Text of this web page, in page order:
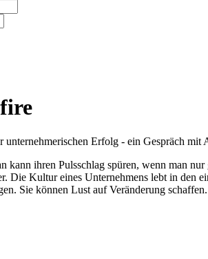
Erfolg - ein Gespräch mit
kann ihren Pulsschlag spüren, wenn man
Die Kultur eines Unternehmens lebt in den
Sie können Lust auf Veränderung